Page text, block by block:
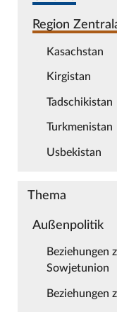
Region
Kasachstan
Kirgistan
Tadschikistan
Turkmenistan
Usbekistan
Thema
Außenpolitik
Beziehungen
Sowjetunion
Beziehungen